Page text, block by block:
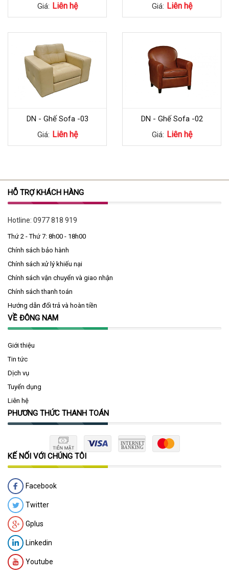
Giá: Liên hệ
Giá: Liên hệ
DN - Ghế Sofa -03
Giá: Liên hệ
DN - Ghế Sofa -02
Giá: Liên hệ
HỖ TRỢ KHÁCH HÀNG
Hotline: 0977 818 919
Thứ 2 - Thứ 7: 8h00 - 18h00
Chính sách bảo hành
Chính sách xử lý khiếu nại
Chính sách vận chuyển và giao nhận
Chính sách thanh toán
Hướng dẫn đổi trả và hoàn tiền
VỀ ĐÔNG NAM
Giới thiệu
Tin tức
Dịch vụ
Tuyển dụng
Liên hệ
PHƯƠNG THỨC THANH TOÁN
KẾ NỐI VỚI CHÚNG TÔI
Facebook
Twitter
Gplus
Linkedin
Youtube